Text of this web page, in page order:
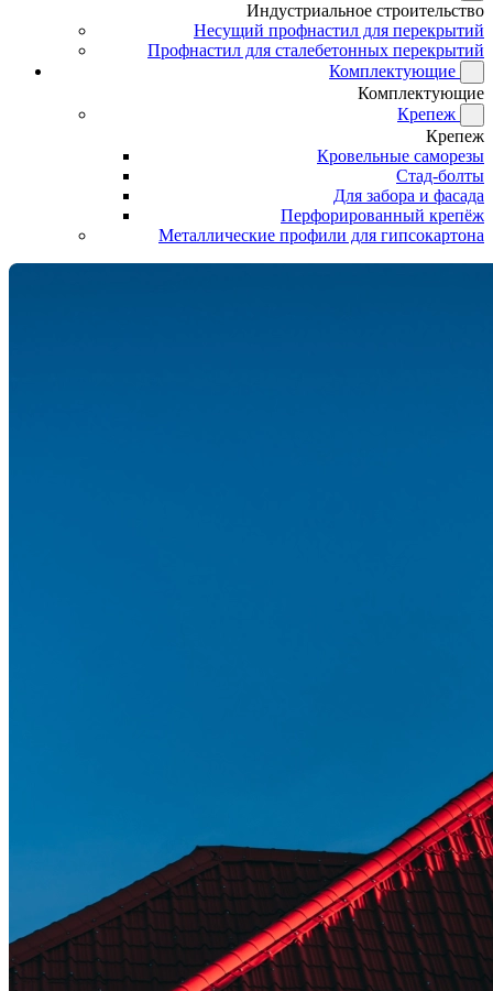
Индустриальное строительство
Несущий профнастил для перекрытий
Профнастил для сталебетонных перекрытий
Комплектующие
Комплектующие
Крепеж
Крепеж
Кровельные саморезы
Стад-болты
Для забора и фасада
Перфорированный крепёж
Металлические профили для гипсокартона